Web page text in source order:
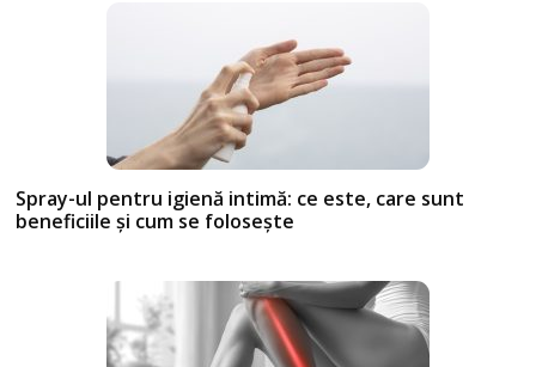
Spray-ul pentru igienă intimă: ce este, care sunt
beneficiile și cum se folosește